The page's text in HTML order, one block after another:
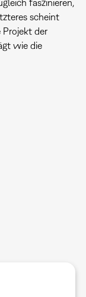
faszinieren,
scheint
Projekt der
wie die